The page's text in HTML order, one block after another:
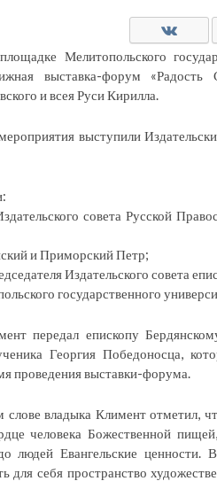
Мелитопольского
выставка-форум
и всея Руси Кирилла.
выступили
совета Русской
и Приморский Петр;
Издательского совета
государственного
передал епископу
Георгия Победоносца,
проведения выставки-форума.
слове владыка Климент отметил,
человека Божественной
людей Евангельские ценности.
для себя пространство